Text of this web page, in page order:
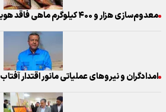
معدوم‌سازی هزار و ۴۰۰ کیلوگرم ماهی فاقد هویت در شازند
امدادگران و نیروهای عملیاتی مانور اقتدار آفتاب